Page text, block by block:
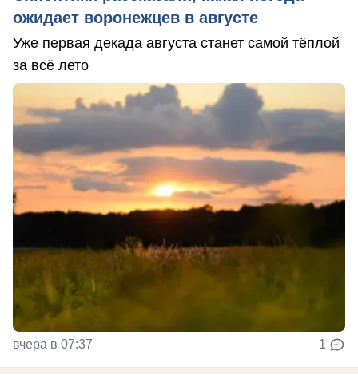
ожидает воронежцев в августе
Уже первая декада августа станет самой тёплой
за всё лето
вчера в 07:37 1